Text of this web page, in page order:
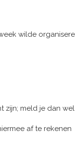
wilde
zijn; meld je dan
af te rekenen